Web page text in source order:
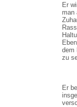
Er
man
dem
zu
Er